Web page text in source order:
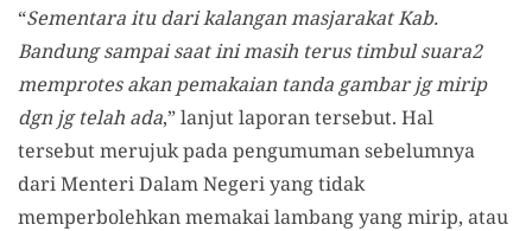
“Sementara itu dari kalangan masjarakat Kab.
Bandung sampai saat ini masih terus timbul suara2
memprotes akan pemakaian tanda gambar jg mirip
dgn jg telah ada,” lanjut laporan tersebut. Hal
tersebut merujuk pada pengumuman sebelumnya
dari Menteri Dalam Negeri yang tidak
memperbolehkan memakai lambang yang mirip, atau